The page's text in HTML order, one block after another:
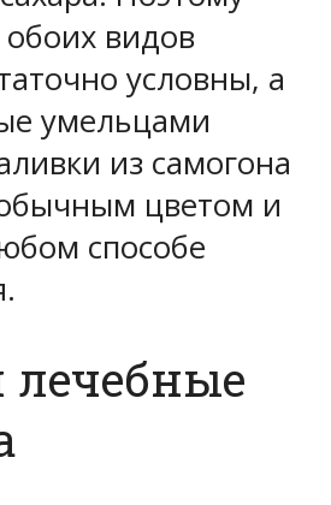
видов
условны, а
умельцами
из самогона
цветом и
способе
лечебные